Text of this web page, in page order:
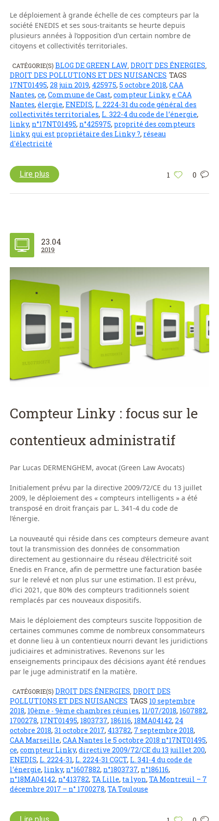
Le déploiement à grande échelle de ces compteurs par la
société ENEDIS et ses sous-traitants se heurte depuis
plusieurs années à l’opposition d’un certain nombre de
citoyens et collectivités territoriales.
CATÉGORIE(S) BLOG DE GREEN LAW DROIT DES ÉNERGIES
DROIT DES POLLUTIONS ET DES NUISANCES TAGS
17NT01495, 28 juin 2019, 425975, 5 octobre 2018, CAA
Nantes, ce, Commune de Cast, compteur Linky, e CAA
Nantes, élergie, ENEDIS, L. 2224-31 du code général des
collectivités territoriales, L. 322-4 du code de l’énergie,
linky, n°17NT01495, n°425975, proprité des compteurs
linky, qui est propriétaire des Linky ?, réseau
d'électricité
1 0
Lire plus
23.04
2019
Compteur Linky : focus sur le
contentieux administratif
Par Lucas DERMENGHEM, avocat (Green Law Avocats)
Initialement prévu par la directive 2009/72/CE du 13 juillet
2009, le déploiement des « compteurs intelligents » a été
transposé en droit français par L. 341-4 du code de
l’énergie.
La nouveauté qui réside dans ces compteurs demeure avant
tout la transmission des données de consommation
directement au gestionnaire du réseau d’électricité soit
Enedis en France, afin de permettre une facturation basée
sur le relevé et non plus sur une estimation. Il est prévu,
d’ici 2021, que 80% des compteurs traditionnels soient
remplacés par ces nouveaux dispositifs.
Mais le déploiement des compteurs suscite l’opposition de
certaines communes comme de nombreux consommateurs
et donne lieu à un contentieux nourri devant les juridictions
judiciaires et administratives. Revenons sur les
enseignements principaux des décisions ayant été rendues
par le juge administratif en la matière.
CATÉGORIE(S) DROIT DES ÉNERGIES DROIT DES
POLLUTIONS ET DES NUISANCES TAGS 10 septembre
2018, 10ème - 9ème chambres réunies, 11/07/2018, 1607882,
1700278, 17NT01495, 1803737, 186116, 18MA04142, 24
octobre 2018, 31 octobre 2017, 413782, 7 septembre 2018,
CAA Marseille, CAA Nantes le 5 octobre 2018 n°17NT01495,
ce, compteur Linky, directive 2009/72/CE du 13 juillet 200,
ENEDIS, L. 2224-31, L. 2224-31 CGCT, L. 341-4 du code de
l’énergie, linky, n°1607882, n°1803737, n°186116,
n°18MA04142, n°413782, TA Lille, ta lyon, TA Montreuil – 7
décembre 2017 – n° 1700278, TA Toulouse